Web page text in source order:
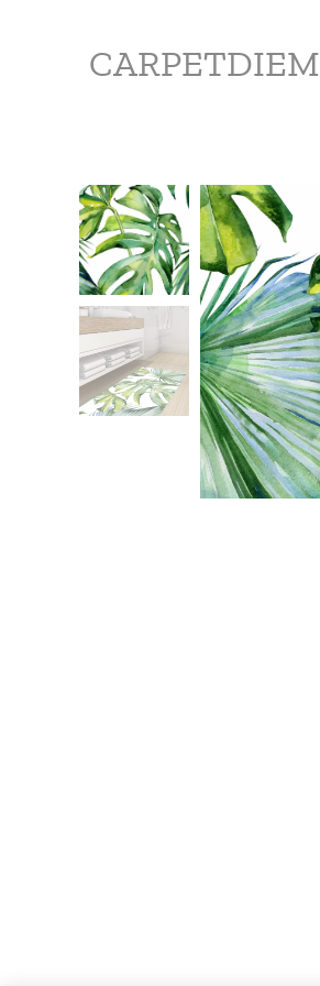
CARPETDIEM